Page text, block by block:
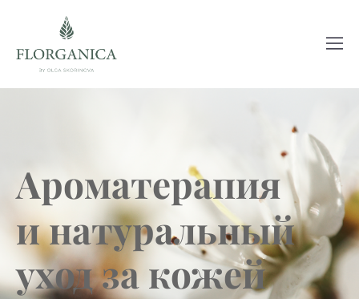
Ароматерапия
и натуральный
уход за кожей